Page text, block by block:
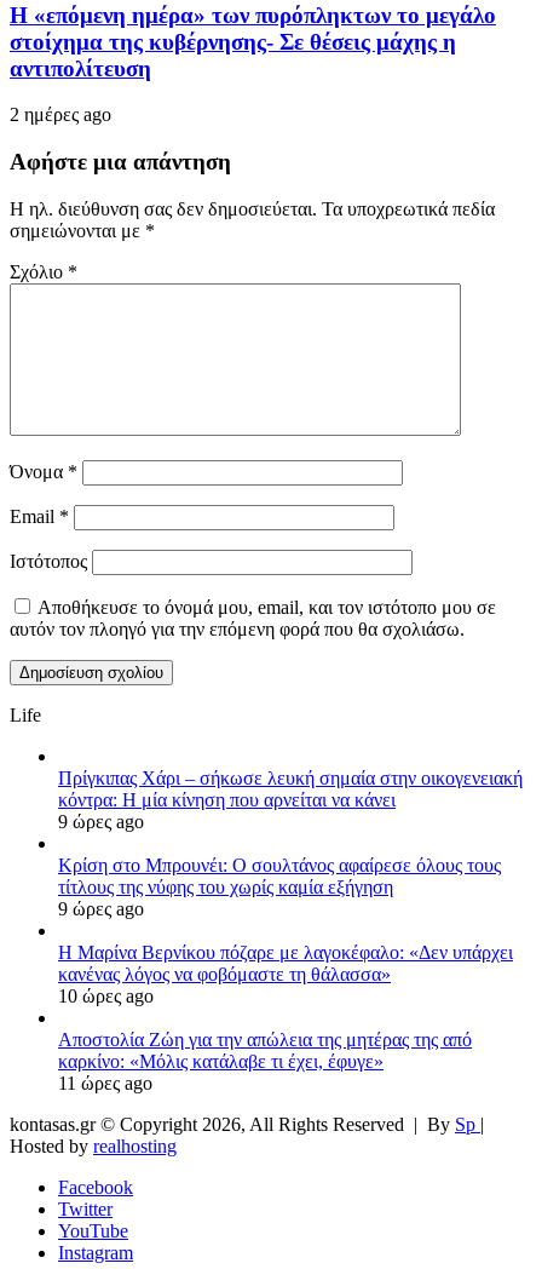
Η «επόμενη ημέρα» των πυρόπληκτων το μεγάλο
στοίχημα της κυβέρνησης- Σε θέσεις μάχης η
αντιπολίτευση
2 ημέρες ago
Αφήστε μια απάντηση
Η ηλ. διεύθυνση σας δεν δημοσιεύεται. Τα υποχρεωτικά πεδία
σημειώνονται με *
Σχόλιο *
Όνομα *
Email *
Ιστότοπος
Αποθήκευσε το όνομά μου, email, και τον ιστότοπο μου σε
αυτόν τον πλοηγό για την επόμενη φορά που θα σχολιάσω.
Life
Πρίγκιπας Χάρι – σήκωσε λευκή σημαία στην οικογενειακή
κόντρα: Η μία κίνηση που αρνείται να κάνει
9 ώρες ago
Κρίση στο Μπρουνέι: Ο σουλτάνος αφαίρεσε όλους τους
τίτλους της νύφης του χωρίς καμία εξήγηση
9 ώρες ago
Η Μαρίνα Βερνίκου πόζαρε με λαγοκέφαλο: «Δεν υπάρχει
κανένας λόγος να φοβόμαστε τη θάλασσα»
10 ώρες ago
Αποστολία Ζώη για την απώλεια της μητέρας της από
καρκίνο: «Μόλις κατάλαβε τι έχει, έφυγε»
11 ώρες ago
kontasas.gr © Copyright 2026, All Rights Reserved | By Sp |
Hosted by realhosting
Facebook
Twitter
YouTube
Instagram